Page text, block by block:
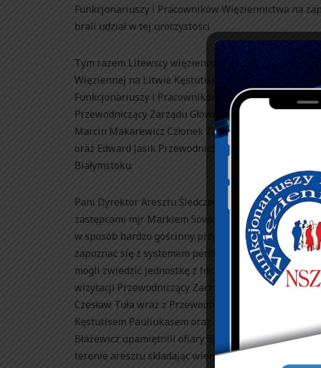
Funkcjonariuszy i Pracowników Więziennictwa na
brali udział w tej uroczystości.
Tym razem Litewscy więziennicy na czele z
Więziennej na Litwie Kęstutisem Pauliukasem wraz z
Funkcjonariuszy i Pracowników Więziennictwa, który
Przewodniczący Zarządu Głównego, Kamil
Marcin Makarewicz Członek Zarządu Głównego,
oraz Edward Jasik Przewodniczący Głównej Komisji
Białymstoku.
Pani Dyrektor Aresztu Śledczego w Białymstoku mjr
zastępcami mjr Markiem Sowulewskim, mjr
w sposób bardzo gościnny przyjęli naszą delegację z
zapoznać się z systemem penitencjarnym odbywania
mogli zwiedzić jednostkę z historycznym budynkiem
wizytacji Przewodniczący Zarządu Głównego NSZZ
Czesław Tuła wraz z Przewodniczącym Litewskich
Kęstutisem Pauliukasem oraz Panią Dyrektor Aresztu
Błażewicz upamiętnili ofiary Systemów
terenie aresztu składając wieniec w Instytucie Pamięci.